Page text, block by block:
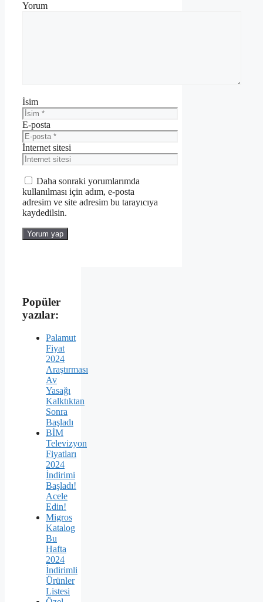
Yorum
İsim
E-posta
İnternet sitesi
Daha sonraki yorumlarımda
kullanılması için adım, e-posta
adresim ve site adresim bu tarayıcıya
kaydedilsin.
Popüler
yazılar:
Palamut
Fiyat
2024
Araştırması
Av
Yasağı
Kalktıktan
Sonra
Başladı
BİM
Televizyon
Fiyatları
2024
İndirimi
Başladı!
Acele
Edin!
Migros
Katalog
Bu
Hafta
2024
İndirimli
Ürünler
Listesi